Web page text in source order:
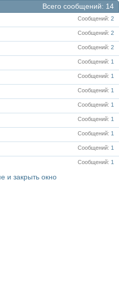
Всего сообщений 14
Сообщений 2
Сообщений 2
Сообщений 2
Сообщений 1
Сообщений 1
Сообщений 1
Сообщений 1
Сообщений 1
Сообщений 1
Сообщений 1
Сообщений 1
и закрыть окно